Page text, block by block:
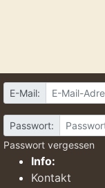
E-Mail:
Passwort:
Passwort vergessen
Info:
Kontakt